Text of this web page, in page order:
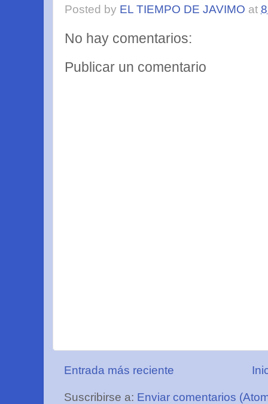
Posted by EL TIEMPO DE JAVIMO at
No hay comentarios:
Publicar un comentario
Entrada más reciente
Suscribirse a: Enviar comentarios